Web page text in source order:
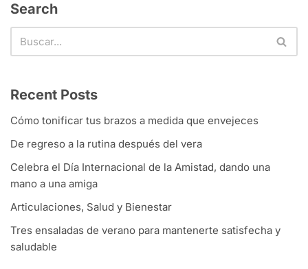
Search
Recent Posts
Cómo tonificar tus brazos a medida que envejeces
De regreso a la rutina después del vera
Celebra el Día Internacional de la Amistad, dando una
mano a una amiga
Articulaciones, Salud y Bienestar
Tres ensaladas de verano para mantenerte satisfecha y
saludable